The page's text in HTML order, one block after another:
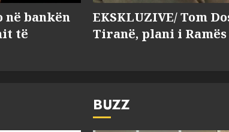
në bankën
të
EKSKLUZIVE/ Tom
Tiranë, plani i
BUZZ